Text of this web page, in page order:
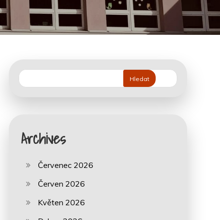
Hledat
Archives
Červenec 2026
Červen 2026
Květen 2026